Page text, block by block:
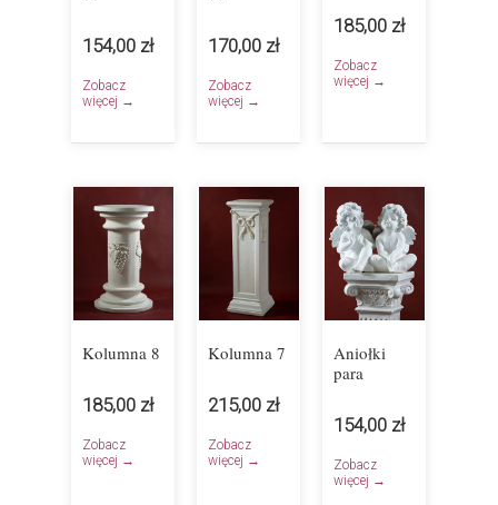
154,00 zł
Zobacz
więcej →
170,00 zł
Zobacz
więcej →
185,00 zł
Zobacz
więcej →
Kolumna 8
185,00 zł
Zobacz
więcej →
Kolumna 7
215,00 zł
Zobacz
więcej →
Aniołki
para
154,00 zł
Zobacz
więcej →